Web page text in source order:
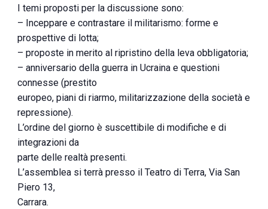
I temi proposti per la discussione sono:
– Inceppare e contrastare il militarismo: forme e
prospettive di lotta;
– proposte in merito al ripristino della leva obbligatoria;
– anniversario della guerra in Ucraina e questioni
connesse (prestito
europeo, piani di riarmo, militarizzazione della società e
repressione).
L’ordine del giorno è suscettibile di modifiche e di
integrazioni da
parte delle realtà presenti.
L’assemblea si terrà presso il Teatro di Terra, Via San
Piero 13,
Carrara.